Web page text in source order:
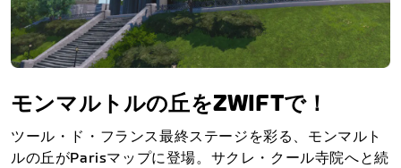
モンマルトルの丘をZWIFTで！
ツール・ド・フランス最終ステージを彩る、モンマルト
ルの丘がParisマップに登場。サクレ・クール寺院へと続